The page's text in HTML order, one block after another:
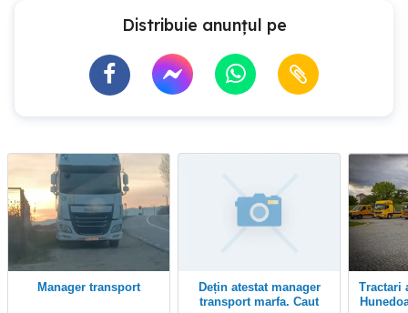
Distribuie anunțul pe
Manager transport
Dețin atestat manager
transport marfa. Caut
Tractari auto, Alba, Arad,